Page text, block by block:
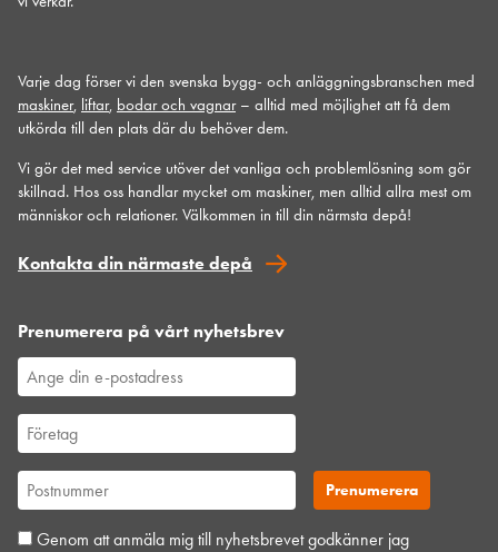
Varje dag förser vi den svenska bygg- och anläggningsbranschen med
maskiner, liftar, bodar och vagnar– alltid med möjlighet att få dem
utkörda till den plats där du behöver dem.
Vi gör det med service utöver det vanliga och problemlösning som gör
skillnad. Hos oss handlar mycket om maskiner, men alltid allra mest om
människor och relationer. Välkommen in till din närmsta depå!
Kontakta din närmaste depå
Prenumerera på vårt nyhetsbrev
Genom att anmäla mig till nyhetsbrevet godkänner jag